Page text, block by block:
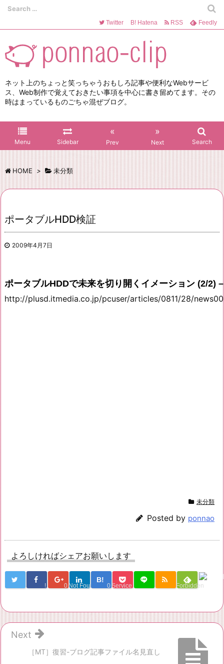
ネット上のちょっと笑っちゃうおもしろ記事や便利なWebサービ
ス、Web制作で覚えておきたい事項を中心に書き留めてます。その
時はまっているものごちゃ混ぜブログ。
Menu Sidebar
«
Prev
»
Next Search
Twitter B! Hatena RSS Feedly
HOME > 未分類
ポータブルHDD検証
2009年4月7日
ポータブルHDDで未来を切り開くイメーション (2/2)
http://plusd.itmedia.co.jp/pcuser/articles/0811/28/
未分類
Posted by ponnao
よろしければシェアお願いします
! 0 Not Found
B!
0 Service Una Forbidden
［MT］復習-ブログ記事ファイル名見直し
Next